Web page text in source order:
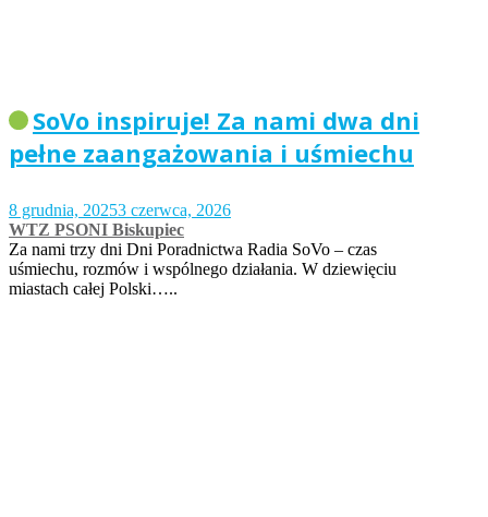
SoVo inspiruje! Za nami dwa dni
pełne zaangażowania i uśmiechu
8 grudnia, 20253 czerwca, 2026
WTZ PSONI Biskupiec
Za nami trzy dni Dni Poradnictwa Radia SoVo – czas
uśmiechu, rozmów i wspólnego działania. W dziewięciu
miastach całej Polski…..